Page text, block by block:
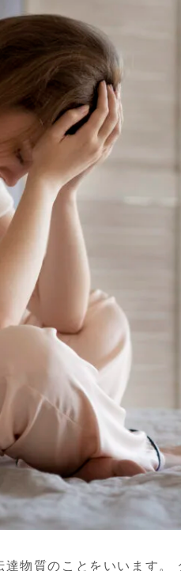
物質のことをいいます。